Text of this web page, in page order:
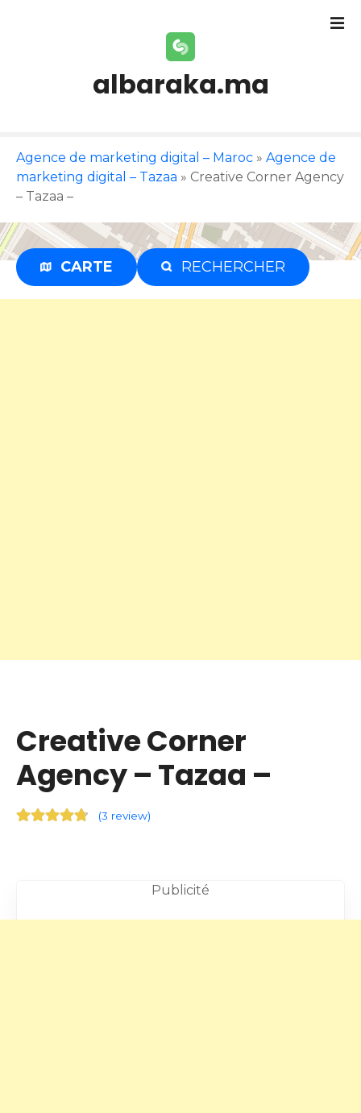
n
t
albaraka.ma
Agence de marketing digital – Maroc » Agence de
marketing digital – Tazaa » Creative Corner Agency
– Tazaa –
CARTE RECHERCHER
Publicité
Creative Corner
Agency – Tazaa –
(3 review)
Publicité